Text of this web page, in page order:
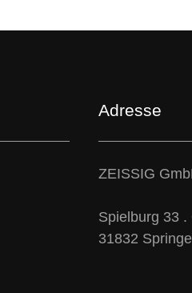
Adresse
ZEISSIG
Spielburg 33 .
31832